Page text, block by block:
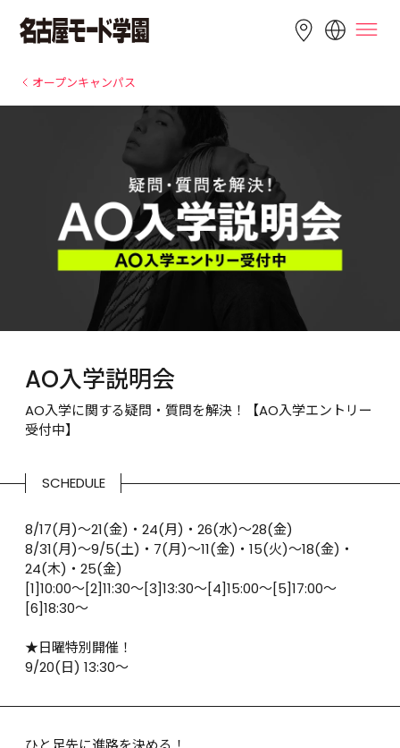
English 简体中文 繁體中文
Tiếng Việt
オープンキャンパス
AO入学説明会
AO入学に関する疑問・質問を解決！【AO入学エントリー
受付中】
SCHEDULE
8/17(月)～21(金)・24(月)・26(水)～28(金)
8/31(月)～9/5(土)・7(月)～11(金)・15(火)～18(金)・
24(木)・25(金)
[1]10:00～[2]11:30～[3]13:30～[4]15:00～[5]17:00～
[6]18:30～
★日曜特別開催！
9/20(日) 13:30〜